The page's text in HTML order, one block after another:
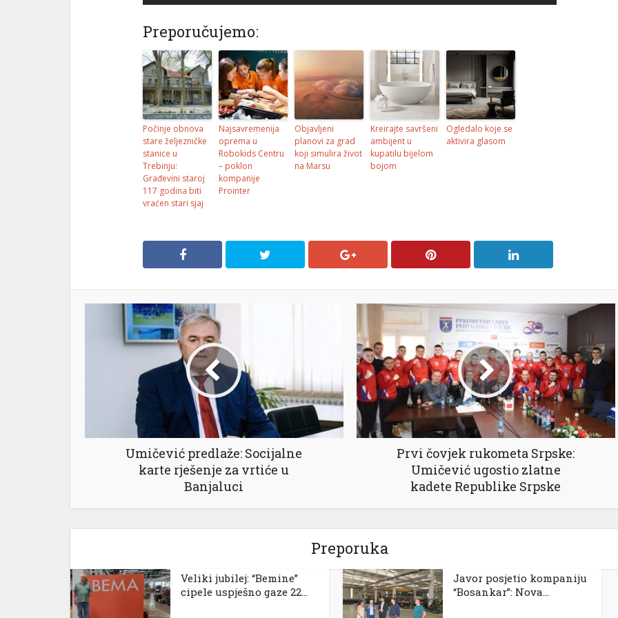
Preporučujemo:
Počinje obnova
stare željezničke
stanice u
Trebinju:
Građevini staroj
117 godina biti
vraćen stari sjaj
Najsavremenija
oprema u
Robokids Centru
– poklon
kompanije
Prointer
Objavljeni
planovi za grad
koji simulira život
na Marsu
Kreirajte savršeni
ambijent u
kupatilu bijelom
bojom
Ogledalo koje se
aktivira glasom
Umičević predlaže: Socijalne
karte rješenje za vrtiće u
Banjaluci
Prvi čovjek rukometa Srpske:
Umičević ugostio zlatne
kadete Republike Srpske
Preporuka
Veliki jubilej: “Bemine”
cipele uspješno gaze 22...
Javor posjetio kompaniju
“Bosankar”: Nova...